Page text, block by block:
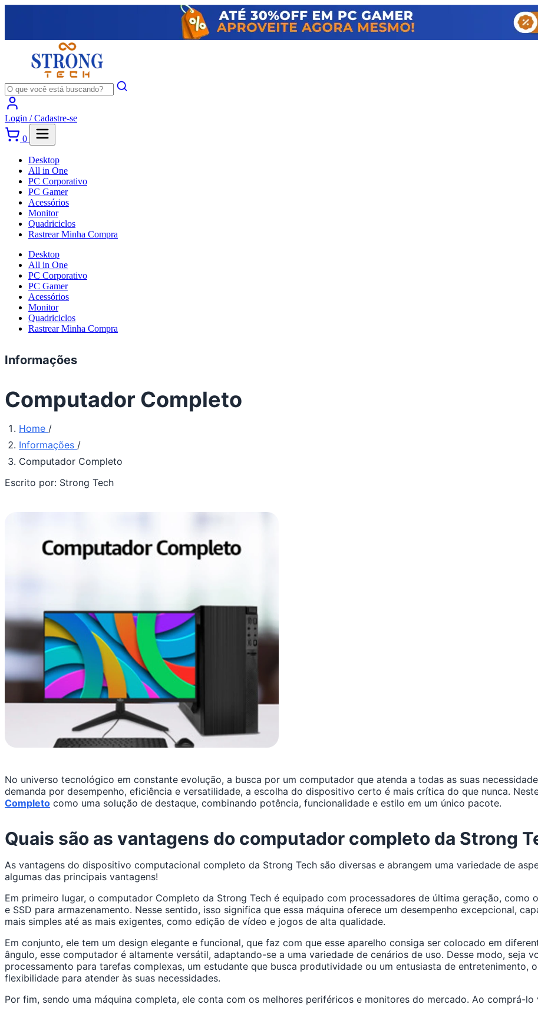
Login /Cadastre-se
0
Desktop
All in One
PC Corporativo
PC Gamer
Acessórios
Monitor
Quadriciclos
Rastrear Minha Compra
Desktop
All in One
PC Corporativo
PC Gamer
Acessórios
Monitor
Quadriciclos
Rastrear Minha Compra
Informações
Computador Completo
Home /
Informações /
Computador Completo
Escrito por: Strong Tech
No universo tecnológico em constante evolução, a busca por um computador que atenda a todas as suas
demanda por desempenho, eficiência e versatilidade, a escolha do dispositivo certo é mais crítica do que nunca.
Completo como uma solução de destaque, combinando potência, funcionalidade e estilo em um único pacote.
Quais são as vantagens do computador completo da Strong
As vantagens do dispositivo computacional completo da Strong Tech são diversas e abrangem uma variedade de
algumas das principais vantagens!
Em primeiro lugar, o computador Completo da Strong Tech é equipado com processadores de última geração, como
e SSD para armazenamento. Nesse sentido, isso significa que essa máquina oferece um desempenho excepcional,
mais simples até as mais exigentes, como edição de vídeo e jogos de alta qualidade.
Em conjunto, ele tem um design elegante e funcional, que faz com que esse aparelho consiga ser colocado em
ângulo, esse computador é altamente versátil, adaptando-se a uma variedade de cenários de uso. Desse modo, seja
processamento para tarefas complexas, um estudante que busca produtividade ou um entusiasta de
flexibilidade para atender às suas necessidades.
Por fim, sendo uma máquina completa, ele conta com os melhores periféricos e monitores do mercado. Ao comprá-